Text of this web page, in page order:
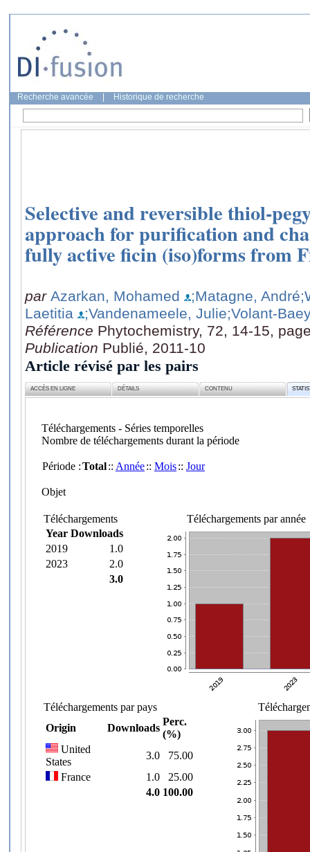
Recherche avancée Historique de recherche
Selective and reversible thiol-
approach for purification and
fully active ficin (iso)forms from
par Azarkan, Mohamed ;Matagne, André
Laetitia
;Vandenameele, Julie;Volant-
Référence Phytochemistry, 72, 14-15,
Publication Publié, 2011-10
Article révisé par les pairs
ACCÈS EN LIGNE DÉTAILS CONTENU